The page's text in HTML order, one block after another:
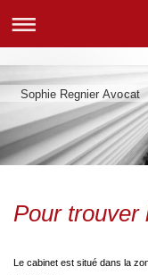
Sophie Regnier Avocat
Pour trouver
Le cabinet est situé dans la